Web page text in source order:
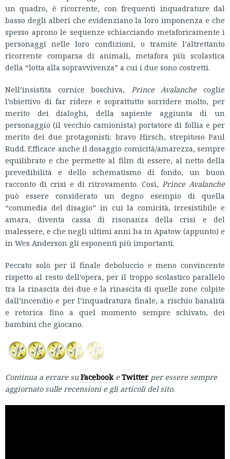
un quadro, è ricorrente, con frequenti inquadrature dal
basso degli alberi che evidenziano la loro imponenza e che
spesso aprono le sequenze schiacciando metaforicamente i
personaggi nelle loro condizioni, o tramite l’altrettanto
ricorrente comparsa di animali, metafora più scolastica
della “lotta alla sopravvivenza” a cui i due sono costretti.
Nell’insistita cornice boschiva, Prince Avalanchecoglie
l’obiettivo di far ridere e soprattutto sorridere molto, per
merito dei dialoghi, della sapiente aggiunta di un
personaggio (il vecchio camionista) portatore di follia e per
merito dei due protagonisti: bravo Hirsch, strepitoso Paul
Rudd. Efficace anche il dosaggio comicità/amarezza, sempre
equilibrato e che permette al film di essere, al netto della
prevedibilità e dello schematismo di fondo, un buon
racconto di crisi e di ritrovamento. Così, Prince Avalanche
può essere considerato un degno esempio di quella
“commedia del disagio” in cui la comicità, irresistibile e
amara, diventa cassa di risonanza della crisi e del
malessere, e che negli ultimi anni ha in Apatow (appunto) e
in Wes Anderson gli esponenti più importanti.
Peccato solo per il finale deboluccio e meno convincente
rispetto al resto dell’opera, per il troppo scolastico parallelo
tra la rinascita dei due e la rinascita di quelle zone colpite
dall’incendio e per l’inquadratura finale, a rischio banalità
e retorica fino a quel momento sempre schivato, dei
bambini che giocano.
Continua a errare suFacebookeTwitter per essere sempre
aggiornato sulle recensioni e gli articoli del sito.